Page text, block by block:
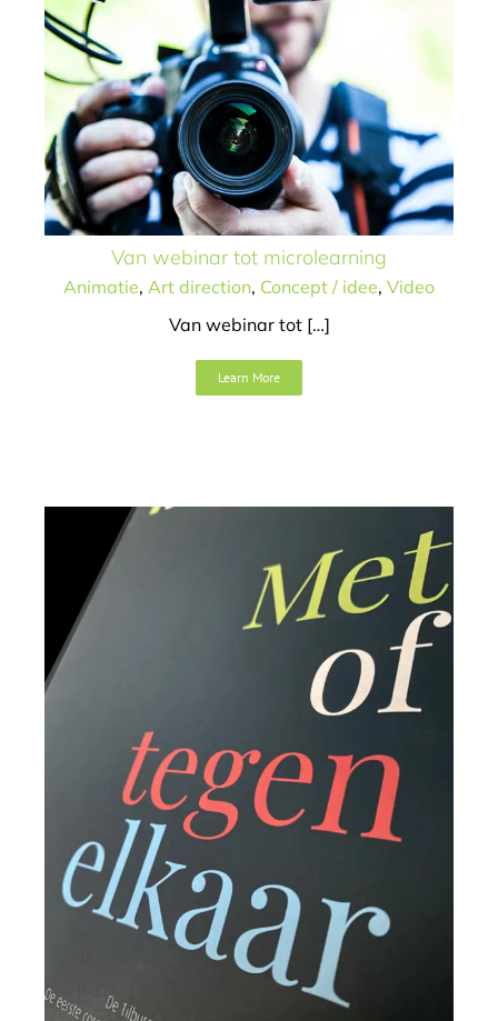
Van webinar tot microlearning
Animatie, Art direction, Concept / idee, Video
Van webinar tot […]
Learn More
75 jaar
ziekenhuishistorie
Art direction Design